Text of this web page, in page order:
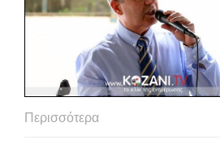
Περισσότερα